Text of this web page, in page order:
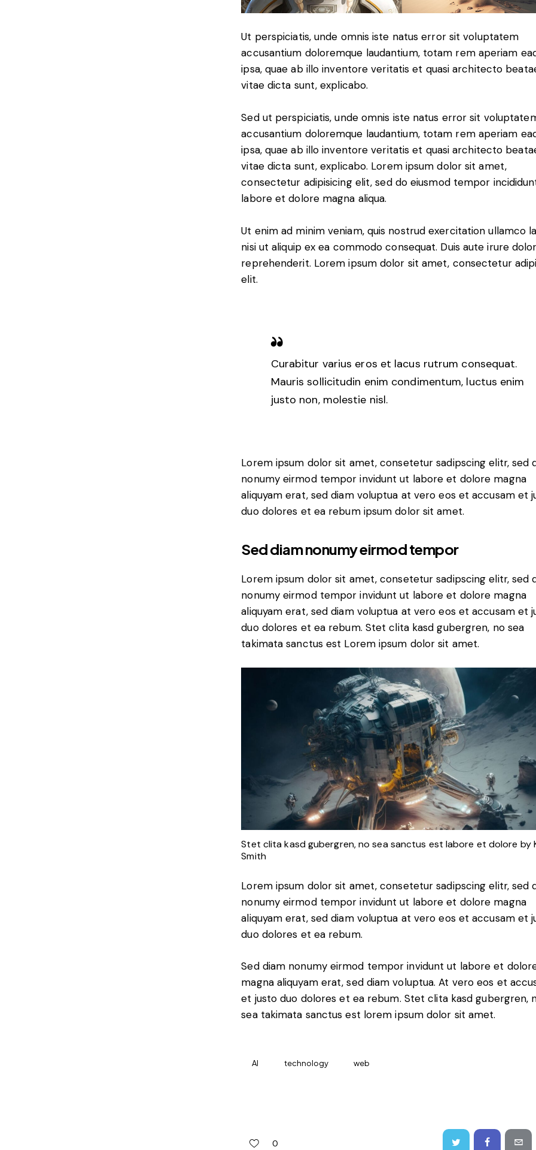
Ut perspiciatis, unde omnis iste natus error sit voluptatem
accusantium doloremque laudantium, totam rem aperiam
ipsa, quae ab illo inventore veritatis et quasi architecto
vitae dicta sunt, explicabo.
Sed ut perspiciatis, unde omnis iste natus error sit
accusantium doloremque laudantium, totam rem aperiam
ipsa, quae ab illo inventore veritatis et quasi architecto
vitae dicta sunt, explicabo. Lorem ipsum dolor sit amet,
consectetur adipisicing elit, sed do eiusmod tempor
labore et dolore magna aliqua.
Ut enim ad minim veniam, quis nostrud exercitation ullamco
nisi ut aliquip ex ea commodo consequat. Duis aute irure
reprehenderit. Lorem ipsum dolor sit amet, consectetur
elit.
Curabitur varius eros et lacus rutrum consequat.
Mauris sollicitudin enim condimentum, luctus enim
justo non, molestie nisl.
Lorem ipsum dolor sit amet, consetetur sadipscing elitr, sed
nonumy eirmod tempor invidunt ut labore et dolore magna
aliquyam erat, sed diam voluptua at vero eos et accusam et
duo dolores et ea rebum ipsum dolor sit amet.
Sed diam nonumy eirmod tempor
Lorem ipsum dolor sit amet, consetetur sadipscing elitr, sed
nonumy eirmod tempor invidunt ut labore et dolore magna
aliquyam erat, sed diam voluptua at vero eos et accusam et
duo dolores et ea rebum. Stet clita kasd gubergren, no sea
takimata sanctus est Lorem ipsum dolor sit amet.
Stet clita kasd gubergren, no sea sanctus est labore et dolore by
Smith
Lorem ipsum dolor sit amet, consetetur sadipscing elitr, sed
nonumy eirmod tempor invidunt ut labore et dolore magna
aliquyam erat, sed diam voluptua at vero eos et accusam et
duo dolores et ea rebum.
Sed diam nonumy eirmod tempor invidunt ut labore et
magna aliquyam erat, sed diam voluptua. At vero eos et
et justo duo dolores et ea rebum. Stet clita kasd gubergren,
sea takimata sanctus est lorem ipsum dolor sit amet.
AI technology web
0